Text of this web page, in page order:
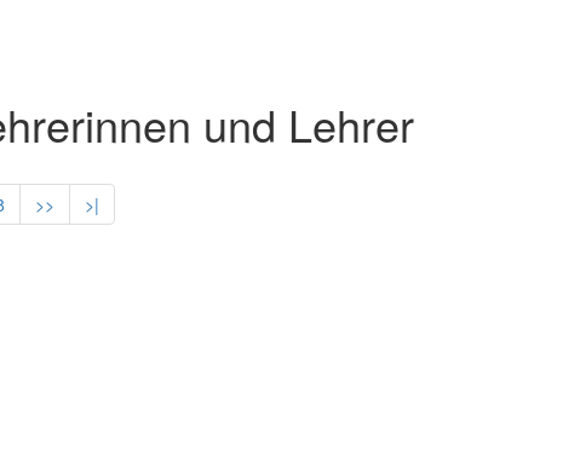
und Lehrer
>> >|